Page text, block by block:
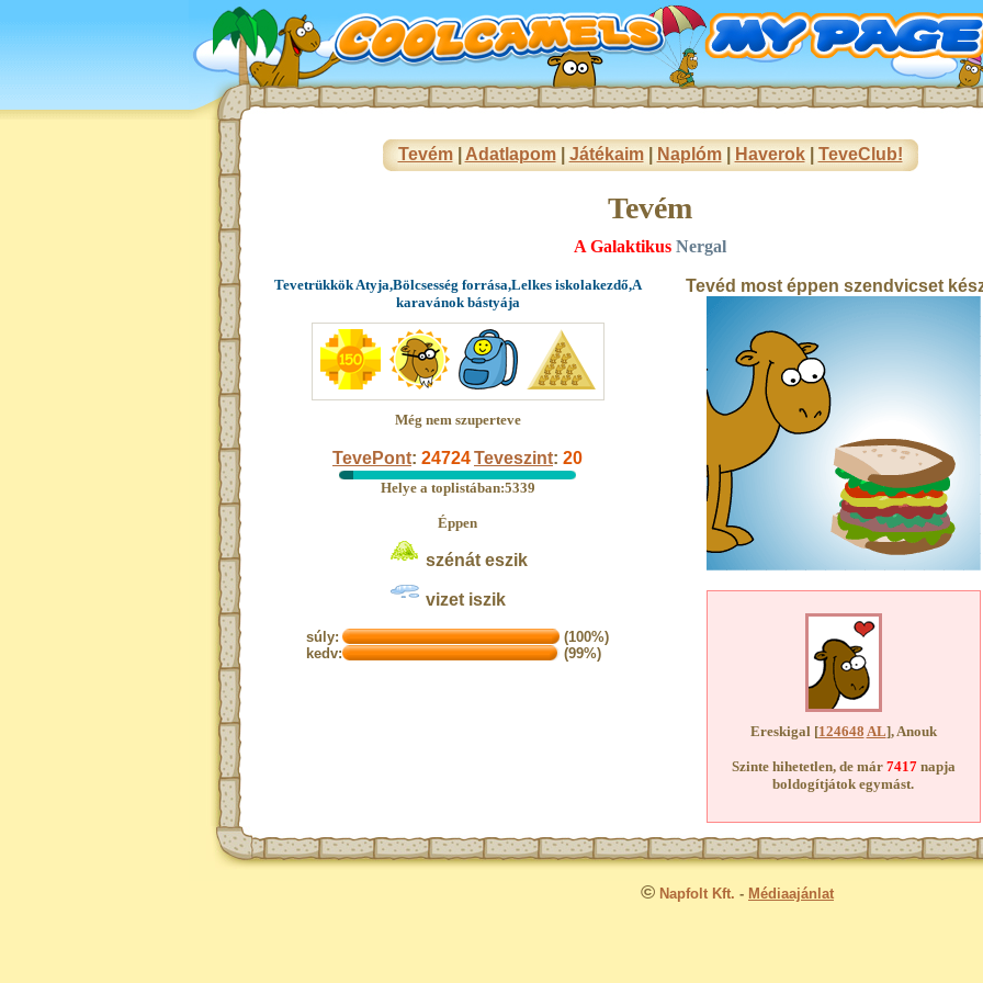
Tevém| Adatlapom| Játékaim| Naplóm| Haverok| TeveClub!
Tevém
A Galaktikus Nergal
Tevetrükkök Atyja,Bölcsesség forrása,Lelkes iskolakezdő,A
karavánok bástyája
Még nem szuperteve
TevePont: 24724Teveszint: 20
Helye a toplistában:5339
Éppen
szénát eszik
vizet iszik
súly:
(100%)
kedv:
(99%)
Tevéd most éppen szendvicset
Ereskigal [124648 AL], Anouk
Szinte hihetetlen, de már 7417napja
boldogítjátok egymást.
© Napfolt Kft. - Médiaajánlat